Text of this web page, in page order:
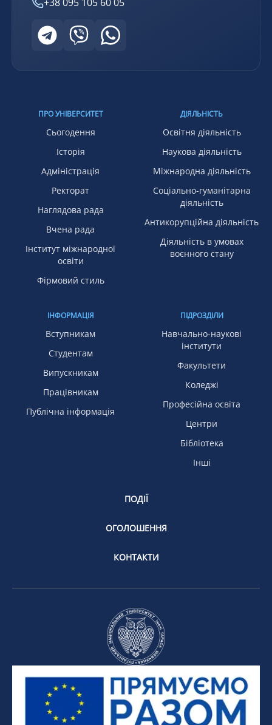
ПРО УНІВЕРСИТЕТ
Сьогодення
Історія
Адміністрація
Ректорат
Наглядова рада
Вчена рада
Інститут міжнародної
освіти
Фірмовий стиль
ДІЯЛЬНІСТЬ
Освітня діяльність
Наукова діяльність
Міжнародна діяльність
Соціально-гуманітарна
діяльність
Антикорупційна діяльність
Діяльність в умовах
воєнного стану
ІНФОРМАЦІЯ
Вступникам
Студентам
Випускникам
Працівникам
Публічна інформація
ПІДРОЗДІЛИ
Навчально-наукові
інститути
Факультети
Коледжі
Професійна освіта
Центри
Бібліотека
Інші
ПОДІЇ
ОГОЛОШЕННЯ
КОНТАКТИ